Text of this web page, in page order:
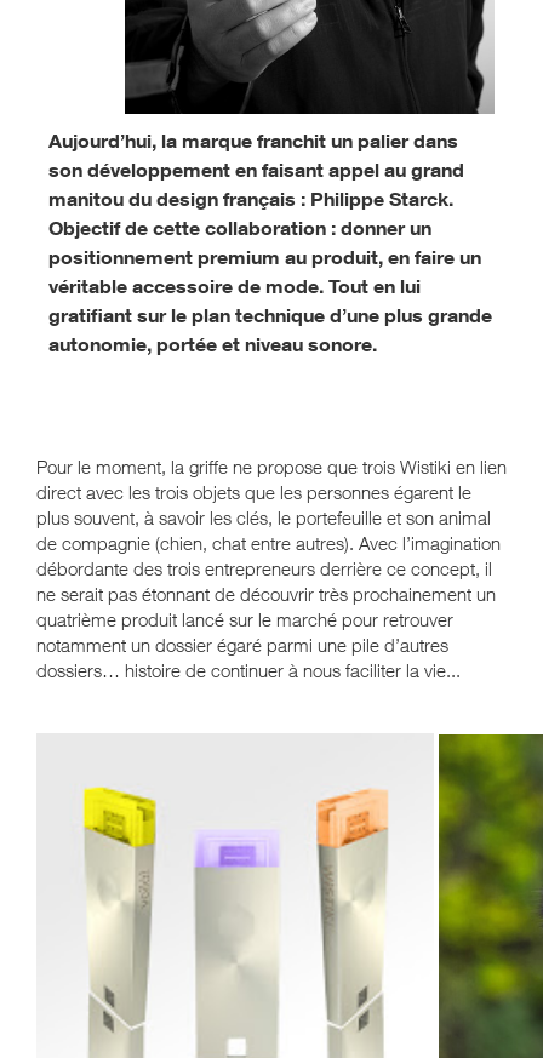
Aujourd’hui, la marque franchit un palier dans
son développement en faisant appel au grand
manitou du design français : Philippe Starck.
Objectif de cette collaboration : donner un
positionnement premium au produit, en faire un
véritable accessoire de mode. Tout en lui
gratifiant sur le plan technique d’une plus grande
autonomie, portée et niveau sonore.
Pour le moment, la griffe ne propose que trois Wistiki en lien
direct avec les trois objets que les personnes égarent le
plus souvent, à savoir les clés, le portefeuille et son animal
de compagnie (chien, chat entre autres). Avec l’imagination
débordante des trois entrepreneurs derrière ce concept, il
ne serait pas étonnant de découvrir très prochainement un
quatrième produit lancé sur le marché pour retrouver
notamment un dossier égaré parmi une pile d’autres
dossiers… histoire de continuer à nous faciliter la vie...